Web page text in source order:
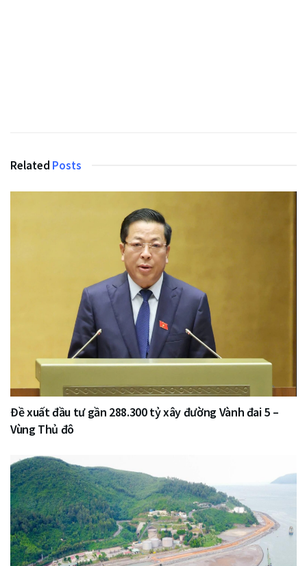
Related Posts
Đề xuất đầu tư gần 288.300 tỷ xây đường Vành đai 5 –
Vùng Thủ đô